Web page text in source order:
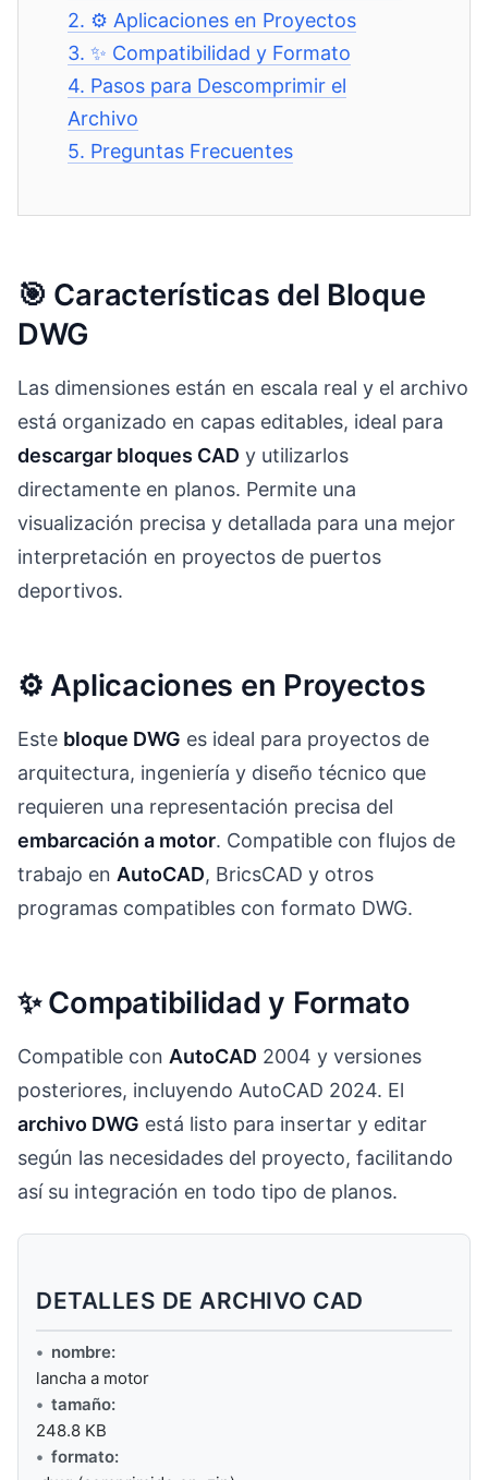
2. ⚙️ Aplicaciones en Proyectos
3.✨ Compatibilidad y Formato
4. Pasos para Descomprimir el
Archivo
5. Preguntas Frecuentes
🎯 Características del Bloque
DWG
Las dimensiones están en escala real y el archivo
está organizado en capas editables, ideal para
descargar bloques CAD y utilizarlos
directamente en planos. Permite una
visualización precisa y detallada para una mejor
interpretación en proyectos de puertos
deportivos.
⚙️ Aplicaciones en Proyectos
Este bloque DWG es ideal para proyectos de
arquitectura, ingeniería y diseño técnico que
requieren una representación precisa del
embarcación a motor. Compatible con flujos de
trabajo en AutoCAD, BricsCAD y otros
programas compatibles con formato DWG.
✨ Compatibilidad y Formato
Compatible con AutoCAD 2004 y versiones
posteriores, incluyendo AutoCAD 2024. El
archivo DWG está listo para insertar y editar
según las necesidades del proyecto, facilitando
así su integración en todo tipo de planos.
DETALLES DE ARCHIVO CAD
nombre:
lancha a motor
tamaño:
248.8 KB
formato: